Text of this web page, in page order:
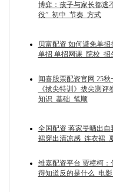
博弈：孩子与家长都逃
役”_初中_节奏_方式
贝富配资 如何避免单
单招 单招网课_院校_招
闻喜股票配资官网 25
《拔尖特训》拔尖测评
知识_基础_笔顺
全国配资 蒋家旻晒出
裙穿出清凉感_连衣裙_
维嘉配资平台 贾樟柯
得知道反的是什么_电